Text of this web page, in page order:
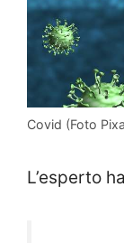
Covid (Foto
L’esperto